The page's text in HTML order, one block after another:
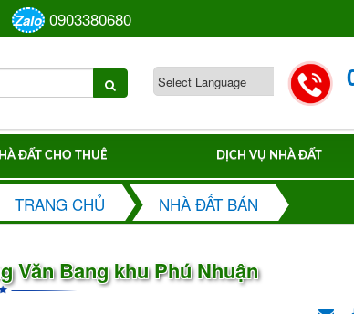
Zalo 0903380680
ĐẤT CHO THUÊ DỊCH VỤ NHÀ ĐẤT
TRANG CHỦ NHÀ ĐẤT BÁN
Văn Bang khu Phú Nhuận